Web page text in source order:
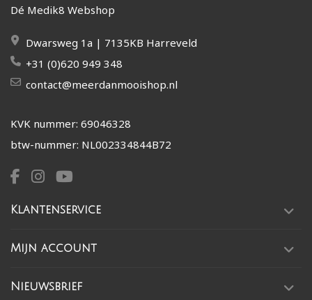
Dé Medik8 Webshop
Dwarsweg 1a | 7135KB Harreveld
+31 (0)620 949 348
contact@meerdanmooishop.nl
KVK nummer: 69046328
btw-nummer: NL002334844B72
Klantenservice
Mijn account
Nieuwsbrief